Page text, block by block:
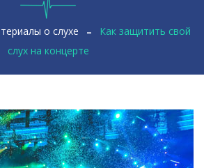
о слухе
Как защитить свой
слух на концерте